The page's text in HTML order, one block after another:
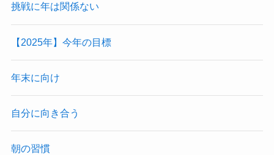
挑戦に年は関係ない
【2025年】今年の目標
年末に向け
自分に向き合う
朝の習慣